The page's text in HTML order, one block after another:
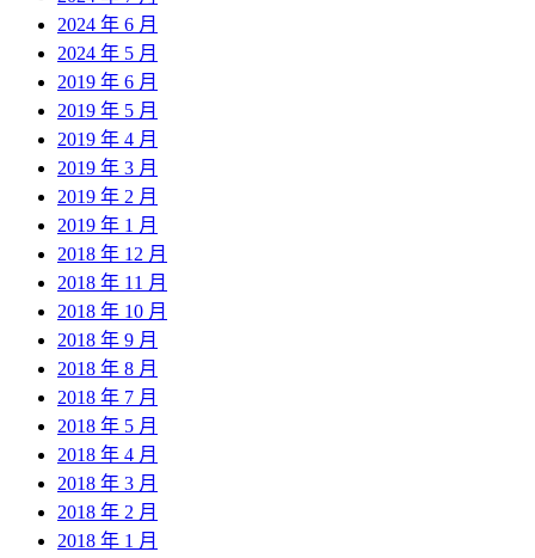
2024 年 6 月
2024 年 5 月
2019 年 6 月
2019 年 5 月
2019 年 4 月
2019 年 3 月
2019 年 2 月
2019 年 1 月
2018 年 12 月
2018 年 11 月
2018 年 10 月
2018 年 9 月
2018 年 8 月
2018 年 7 月
2018 年 5 月
2018 年 4 月
2018 年 3 月
2018 年 2 月
2018 年 1 月